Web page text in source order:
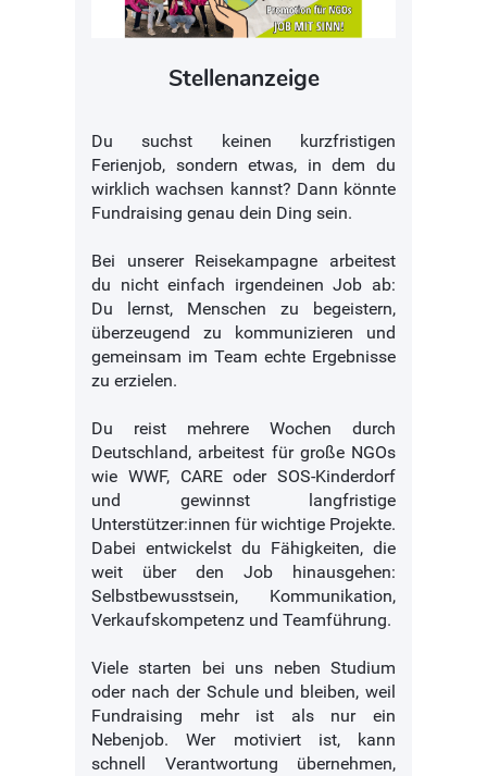
Stellenanzeige
Du suchst keinen kurzfristigen
Ferienjob, sondern etwas, in dem du
wirklich wachsen kannst? Dann könnte
Fundraising genau dein Ding sein.
Bei unserer Reisekampagne arbeitest
du nicht einfach irgendeinen Job ab:
Du lernst, Menschen zu begeistern,
überzeugend zu kommunizieren und
gemeinsam im Team echte Ergebnisse
zu erzielen.
Du reist mehrere Wochen durch
Deutschland, arbeitest für große NGOs
wie WWF, CARE oder SOS-Kinderdorf
und gewinnst langfristige
Unterstützer:innen für wichtige Projekte.
Dabei entwickelst du Fähigkeiten, die
weit über den Job hinausgehen:
Selbstbewusstsein, Kommunikation,
Verkaufskompetenz und Teamführung.
Viele starten bei uns neben Studium
oder nach der Schule und bleiben, weil
Fundraising mehr ist als nur ein
Nebenjob. Wer motiviert ist, kann
schnell Verantwortung übernehmen,